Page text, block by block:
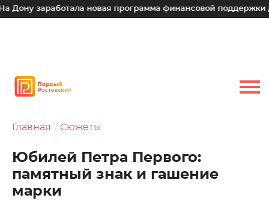
новая программа финансовой поддержки для
Главная Сюжеты
Юбилей Петра Первого:
памятный знак и гашение
марки